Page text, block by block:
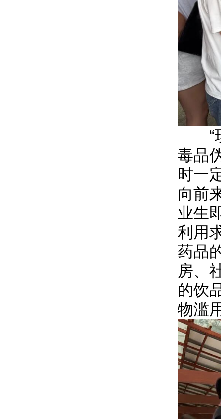
“现
毒品
时一
向前
业生
利用
药品
房、
的饮
物滥